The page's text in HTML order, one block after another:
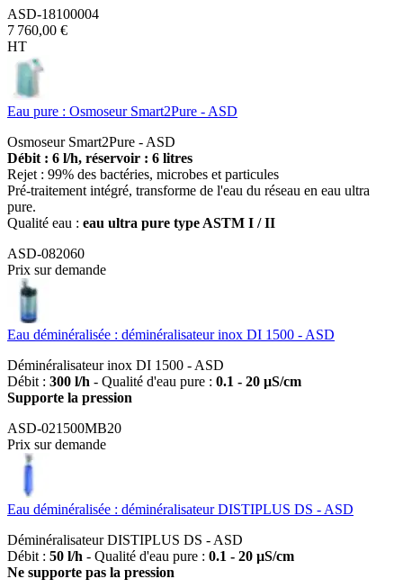
ASD-18100004
7 760,00 €
HT
Eau pure : Osmoseur Smart2Pure - ASD
Osmoseur Smart2Pure - ASD
Débit : 6 l/h, réservoir : 6 litres
Rejet : 99% des bactéries, microbes et particules
Pré-traitement intégré, transforme de l'eau du réseau en eau ultra
pure.
Qualité eau : eau ultra pure type ASTM I / II
ASD-082060
Prix sur demande
Eau déminéralisée : déminéralisateur inox DI 1500 - ASD
Déminéralisateur inox DI 1500 - ASD
Débit : 300 l/h - Qualité d'eau pure : 0.1 - 20 µS/cm
Supporte la pression
ASD-021500MB20
Prix sur demande
Eau déminéralisée : déminéralisateur DISTIPLUS DS - ASD
Déminéralisateur DISTIPLUS DS - ASD
Débit : 50 l/h - Qualité d'eau pure : 0.1 - 20 µS/cm
Ne supporte pas la pression